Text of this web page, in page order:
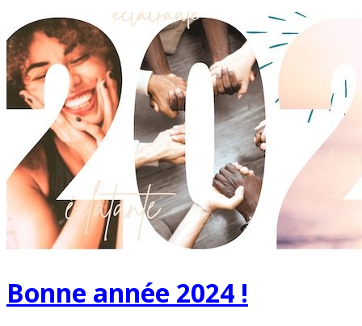
Bonne année 2024 !